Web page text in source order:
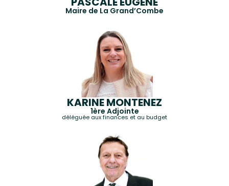
Maire de La Grand’Combe
KARINE MONTENEZ
1ère Adjointe
déléguée aux finances et au budget